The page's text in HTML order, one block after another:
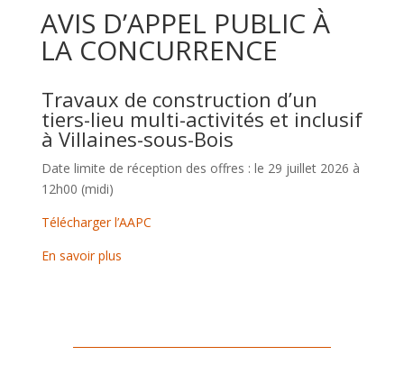
AVIS D’APPEL PUBLIC À
LA CONCURRENCE
Travaux de construction d’un
tiers-lieu multi-activités et inclusif
à Villaines-sous-Bois
Date limite de réception des offres : le 29 juillet 2026 à
12h00 (midi)
Télécharger l’AAPC
En savoir plus